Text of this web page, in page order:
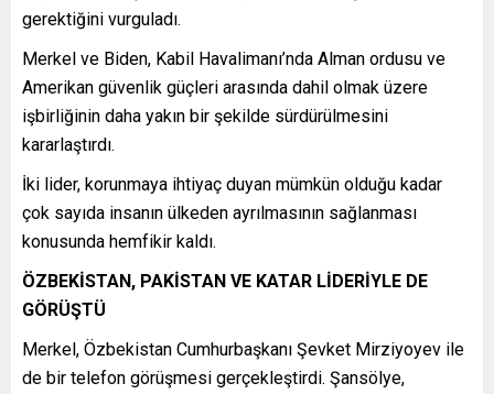
gerektiğini vurguladı.
Merkel ve Biden, Kabil Havalimanı’nda Alman ordusu ve
Amerikan güvenlik güçleri arasında dahil olmak üzere
işbirliğinin daha yakın bir şekilde sürdürülmesini
kararlaştırdı.
İki lider, korunmaya ihtiyaç duyan mümkün olduğu kadar
çok sayıda insanın ülkeden ayrılmasının sağlanması
konusunda hemfikir kaldı.
ÖZBEKİSTAN, PAKİSTAN VE KATAR LİDERİYLE DE
GÖRÜŞTÜ
Merkel, Özbekistan Cumhurbaşkanı Şevket Mirziyoyev ile
de bir telefon görüşmesi gerçekleştirdi. Şansölye,